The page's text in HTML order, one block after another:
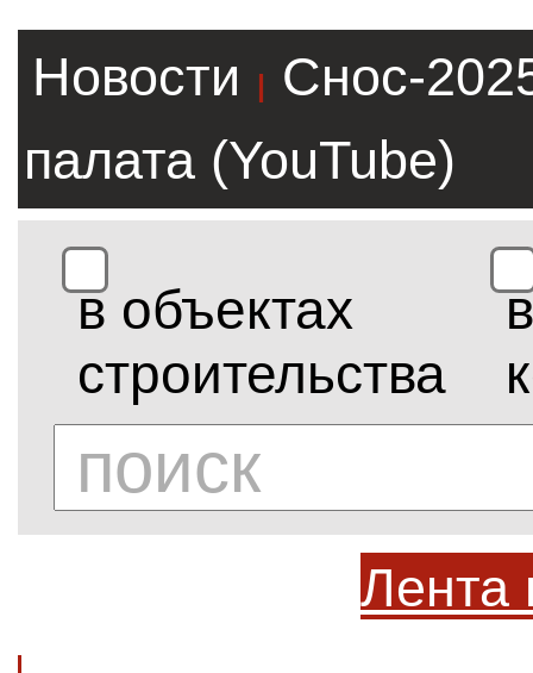
Новости |
Снос-
палата (YouTube)
в объектах
строительства
в
Лента